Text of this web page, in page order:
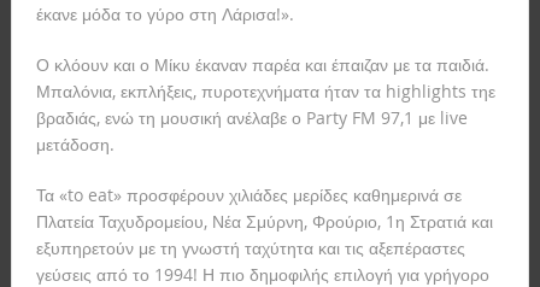
έκανε μόδα το γύρο στη Λάρισα!».
Ο κλόουν και ο Μίκυ έκαναν παρέα και έπαιζαν με τα παιδιά.
Μπαλόνια, εκπλήξεις, πυροτεχνήματα ήταν τα highlights τηε
βραδιάς, ενώ τη μουσική ανέλαβε ο Party FM 97,1 με live
μετάδοση.
Τα «to eat» προσφέρουν χιλιάδες μερίδες καθημερινά σε
Πλατεία Ταχυδρομείου, Νέα Σμύρνη, Φρούριο, 1η Στρατιά και
εξυπηρετούν με τη γνωστή ταχύτητα και τις αξεπέραστες
γεύσεις από το 1994! Η πιο δημοφιλής επιλογή για γρήγορο